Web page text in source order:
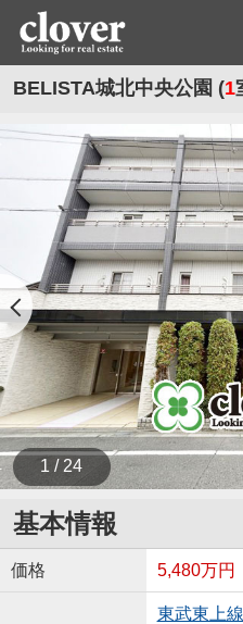
BELISTA城北中央公園 (1
1 / 24
基本情報
価格 5,480万円
東武東上線